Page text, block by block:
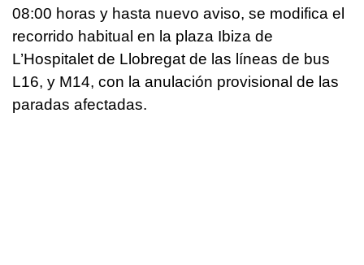
08:00 horas y hasta nuevo aviso, se modifica el
recorrido habitual en la plaza Ibiza de
L’Hospitalet de Llobregat de las líneas de bus
L16, y M14, con la anulación provisional de las
paradas afectadas.